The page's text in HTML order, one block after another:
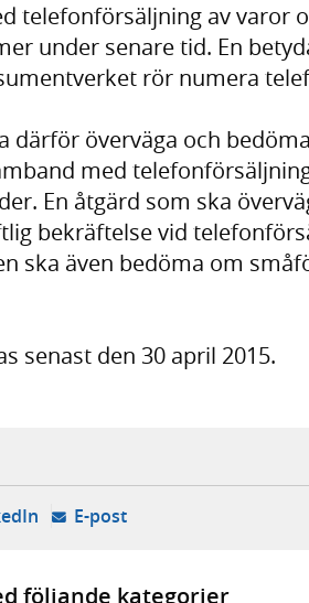
telefonförsäljning av varor
under senare tid. En
rör numera
därför överväga och
med
En åtgärd som ska
bekräftelse vid
ska även bedöma om
senast den 30 april 2015.
extern webbplats,
i ny flik, extern webbplats,
- öppnas i ny flik, extern
E-post- öppnar din e-
följande kategorier